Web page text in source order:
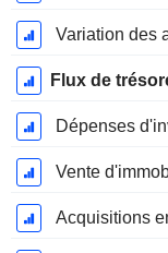
Variation des
Flux de
Dépenses
Vente
Acquisitions